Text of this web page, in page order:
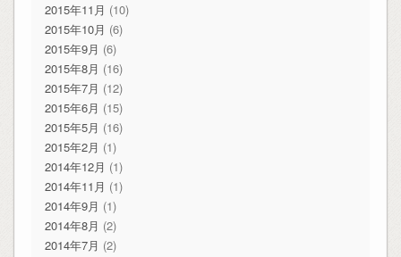
2015年11月 (10)
2015年10月 (6)
2015年9月 (6)
2015年8月 (16)
2015年7月 (12)
2015年6月 (15)
2015年5月 (16)
2015年2月 (1)
2014年12月 (1)
2014年11月 (1)
2014年9月 (1)
2014年8月 (2)
2014年7月 (2)